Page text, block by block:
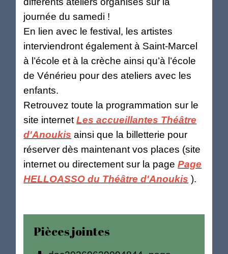
journée du samedi !
En lien avec le festival, les artistes
interviendront également à Saint-Marcel
à l’école et à la crèche ainsi qu’à l’école
de Vénérieu pour des ateliers avec les
enfants.
Retrouvez toute la programmation sur le
site internetLes accueillantes Théâtre
d'Anoukis ainsi que la billetterie pour
réserver dès maintenant vos places (site
internet ou directement sur la pagePage
HELLOASSO du Théâtre d'Anoukis ).
Pièces jointes